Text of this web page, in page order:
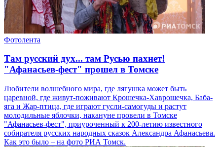
Фотолента
Там русский дух... там Русью пахнет!
"Афанасьев-фест" прошел в Томске
Любители волшебного мира, где лягушка может быть
царевной, где живут-поживают Крошечка-Хаврошечка, Баба-
яга и Жар-птица, где играют гусли-самогуды и растут
молодильные яблочки, накануне провели в Томске
"Афанасьев-фест", приуроченный к 200-летию известного
собирателя русских народных сказок Александра Афанасьева.
Как это было – на фото РИА Томск.